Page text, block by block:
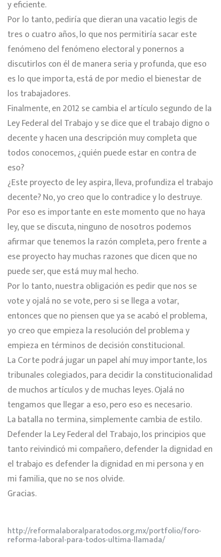
y eficiente.
Por lo tanto, pediría que dieran una vacatio legis de
tres o cuatro años, lo que nos permitiría sacar este
fenómeno del fenómeno electoral y ponernos a
discutirlos con él de manera seria y profunda, que eso
es lo que importa, está de por medio el bienestar de
los trabajadores.
Finalmente, en 2012 se cambia el artículo segundo de la
Ley Federal del Trabajo y se dice que el trabajo digno o
decente y hacen una descripción muy completa que
todos conocemos, ¿quién puede estar en contra de
eso?
¿Este proyecto de ley aspira, lleva, profundiza el trabajo
decente? No, yo creo que lo contradice y lo destruye.
Por eso es importante en este momento que no haya
ley, que se discuta, ninguno de nosotros podemos
afirmar que tenemos la razón completa, pero frente a
ese proyecto hay muchas razones que dicen que no
puede ser, que está muy mal hecho.
Por lo tanto, nuestra obligación es pedir que nos se
vote y ojalá no se vote, pero si se llega a votar,
entonces que no piensen que ya se acabó el problema,
yo creo que empieza la resolución del problema y
empieza en términos de decisión constitucional.
La Corte podrá jugar un papel ahí muy importante, los
tribunales colegiados, para decidir la constitucionalidad
de muchos artículos y de muchas leyes. Ojalá no
tengamos que llegar a eso, pero eso es necesario.
La batalla no termina, simplemente cambia de estilo.
Defender la Ley Federal del Trabajo, los principios que
tanto reivindicó mi compañero, defender la dignidad en
el trabajo es defender la dignidad en mi persona y en
mi familia, que no se nos olvide.
Gracias.
http://reformalaboralparatodos.org.mx/portfolio/foro-
reforma-laboral-para-todos-ultima-llamada/